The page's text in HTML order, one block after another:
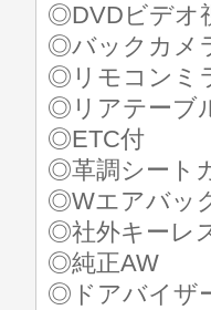
◎DVDビデオ
◎バックカメ
◎リモコンミ
◎リアテーブ
◎ETC付
◎革調シート
◎Wエアバッ
◎社外キーレ
◎純正AW
◎ドアバイザ